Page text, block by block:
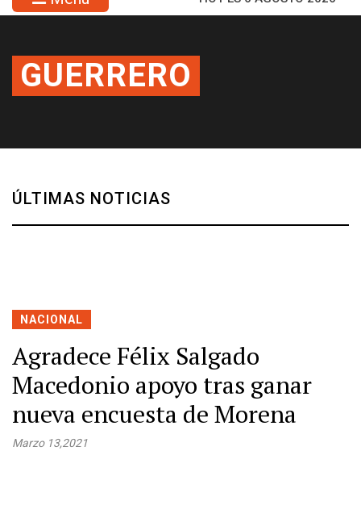
GUERRERO
ÚLTIMAS NOTICIAS
NACIONAL
Agradece Félix Salgado
Macedonio apoyo tras ganar
nueva encuesta de Morena
Marzo 13,2021